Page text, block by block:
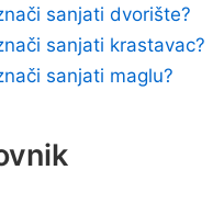
sanjati dvorište?
sanjati krastavac?
sanjati maglu?